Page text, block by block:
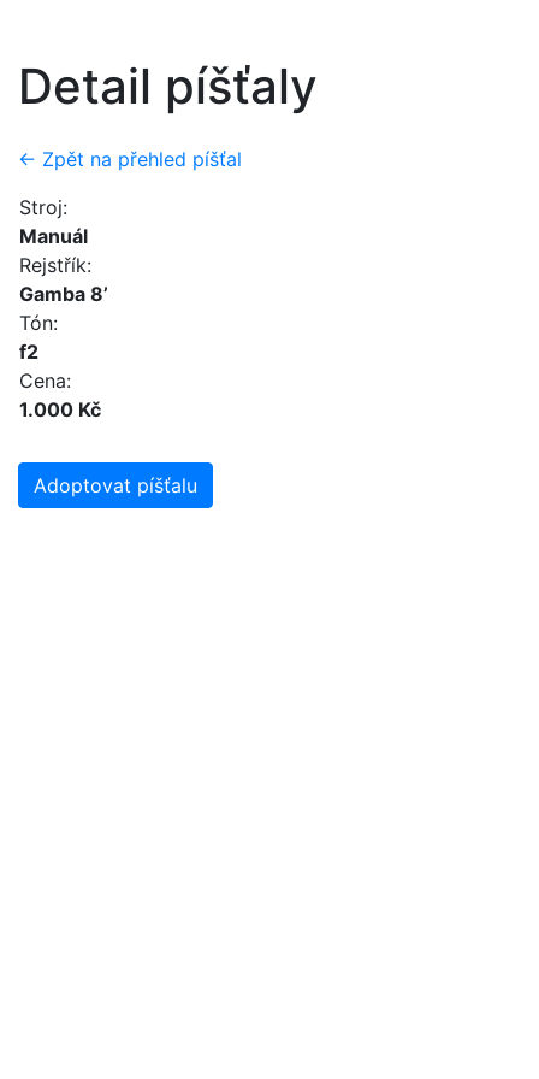
Detail píšťaly
← Zpět na přehled píšťal
Stroj:
Manuál
Rejstřík:
Gamba 8’
Tón:
f2
Cena:
1.000 Kč
Adoptovat píšťalu